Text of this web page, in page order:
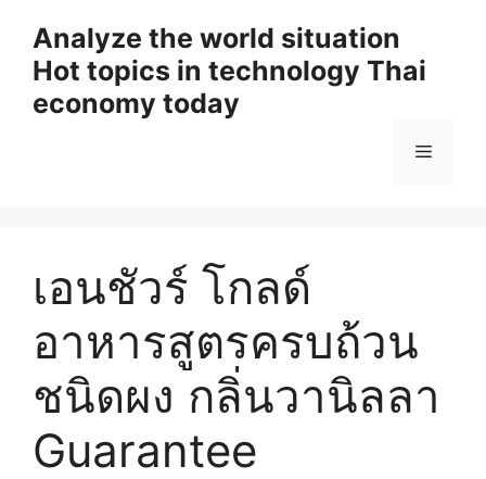
content
Analyze the world situation
Hot topics in technology Thai
economy today
Menu
เอนชัวร์ โกลด์
อาหารสูตรครบถ้วน
ชนิดผง กลิ่นวานิลลา
Guarantee